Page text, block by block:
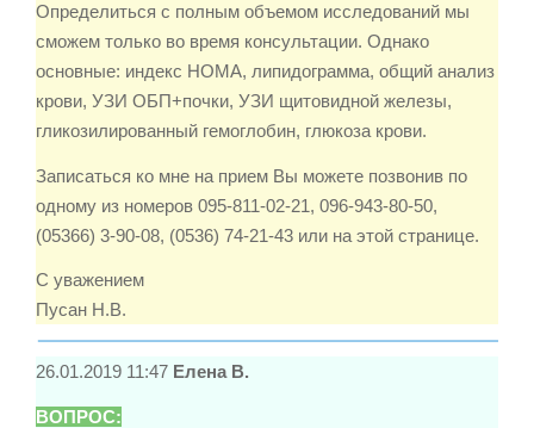
Определиться с полным объемом исследований мы
сможем только во время консультации. Однако
основные: индекс НОМА, липидограмма, общий анализ
крови, УЗИ ОБП+почки, УЗИ щитовидной железы,
гликозилированный гемоглобин, глюкоза крови.
Записаться ко мне на прием Вы можете позвонив по
одному из номеров 095-811-02-21, 096-943-80-50,
(05366) 3-90-08, (0536) 74-21-43 или на этой странице.
С уважением
Пусан Н.В.
26.01.2019 11:47 Елена В.
ВОПРОС: